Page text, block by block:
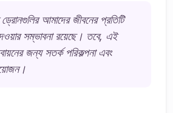
আমাদের জীবনের প্রতিটি
সম্ভাবনা রয়েছে। তবে, এই
জন্য সতর্ক পরিকল্পনা এবং